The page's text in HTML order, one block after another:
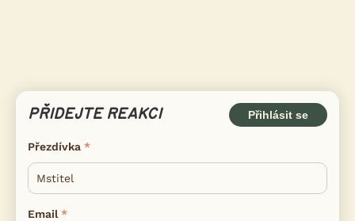
PŘIDEJTE REAKCI Přihlásit se
Přezdívka
Email